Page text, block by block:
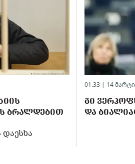
ᲑᲠᲐᲚᲓᲔᲑᲘᲗ
01:33 | 14
ᲒᲘ
ᲓᲐ